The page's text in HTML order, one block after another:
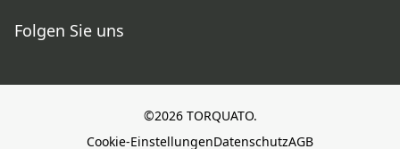
Folgen Sie uns
©2026 TORQUATO.
Cookie-EinstellungenDatenschutzAGB